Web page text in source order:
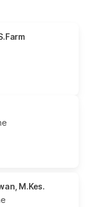
M.Kes.